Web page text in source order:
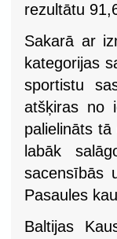
rezultātu
Sakarā ar
kategorijas
sportistu
atšķiras no
palielināts
labāk
sacensībās
Pasaules
Baltijas